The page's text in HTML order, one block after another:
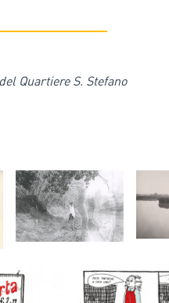
Quartiere S. Stefano